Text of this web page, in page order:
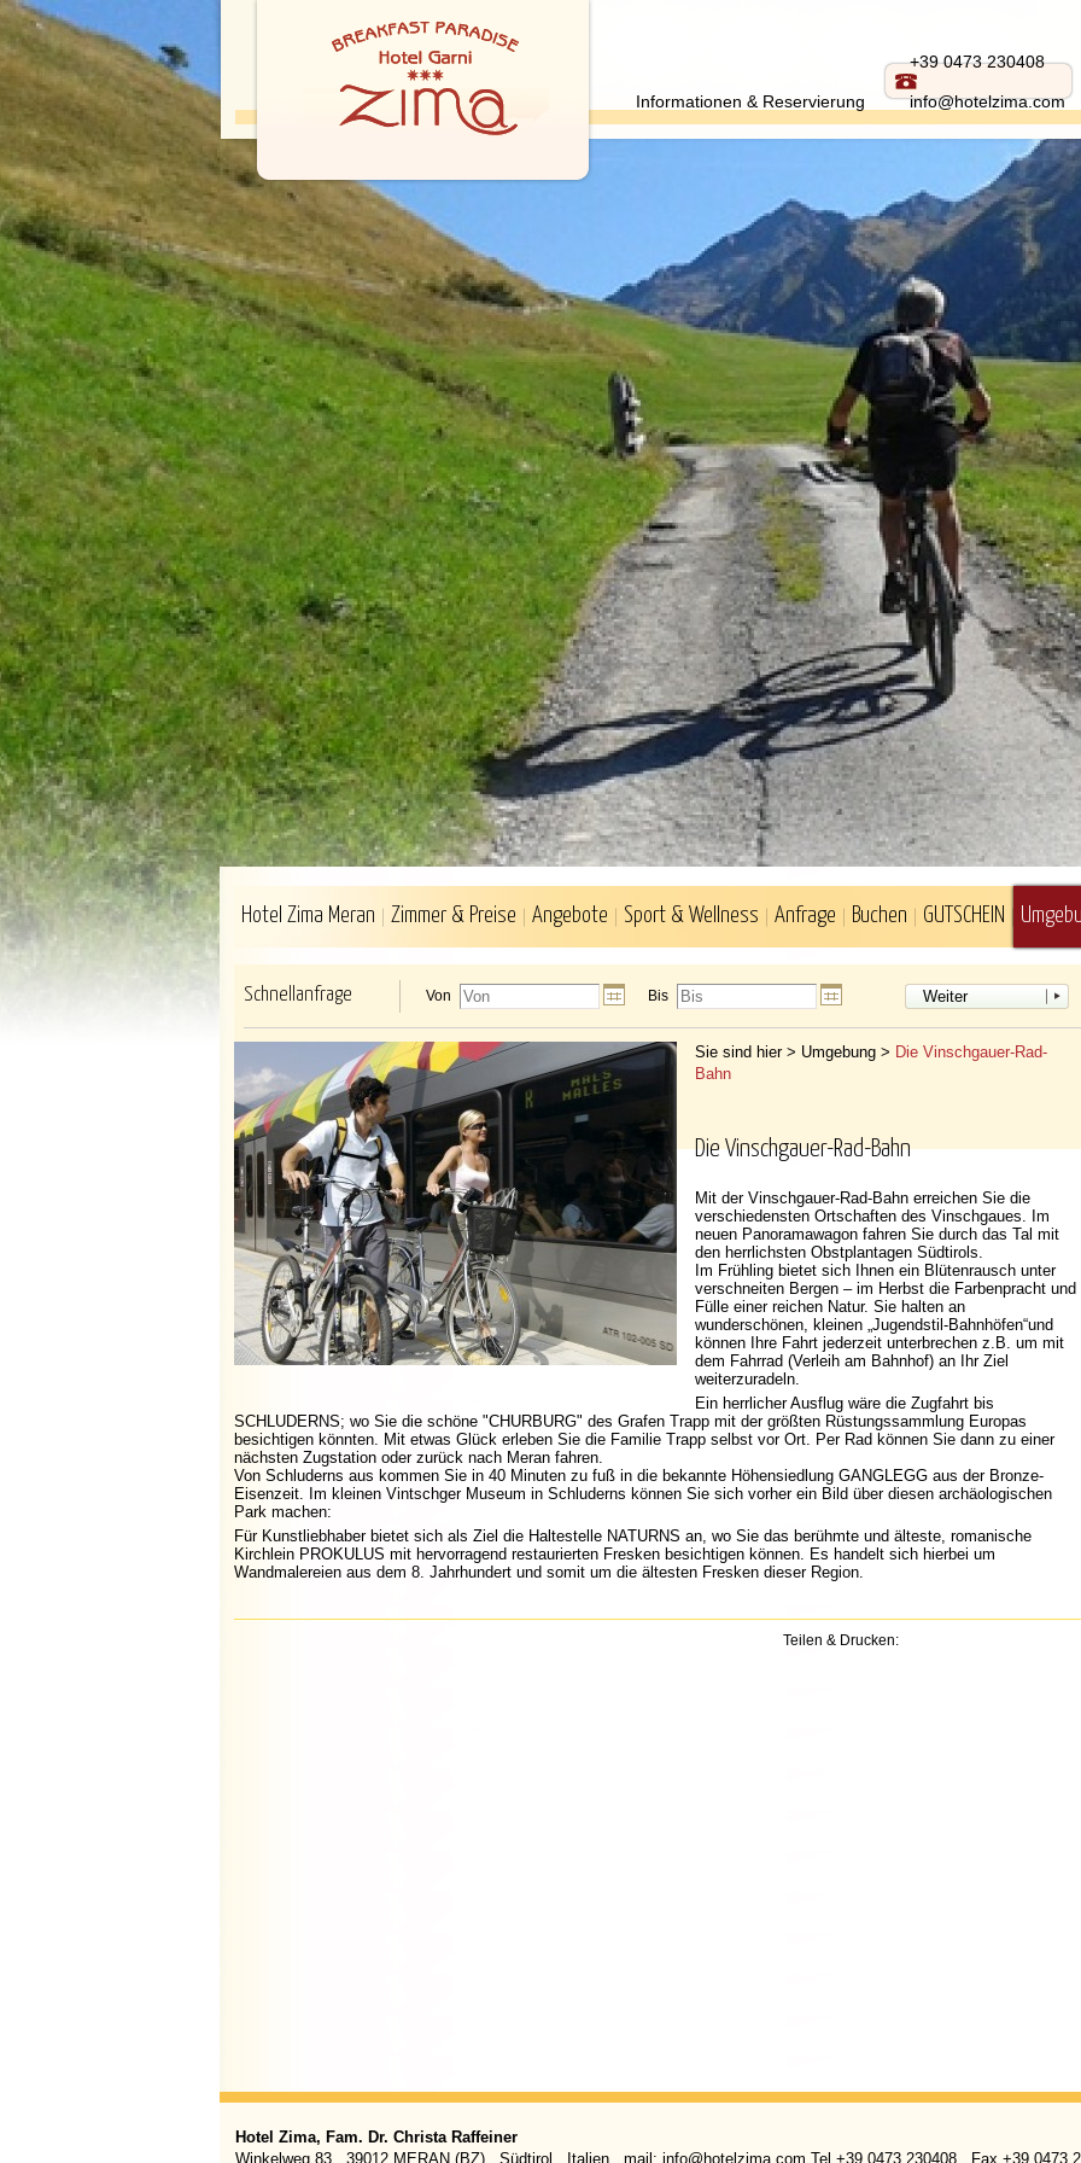
Informationen & Reservierung
+39 0473 230408
info@hotelzima.com
Hotel Zima Meran Zimmer & Preise Angebote Sport & Wellness Anfrage Buchen GUTSCHEIN
Schnellanfrage Von Bis Weiter
Sie sind hier > Umgebung > Die Vinschgauer-Rad-
Bahn
Die Vinschgauer-Rad-Bahn
Mit der Vinschgauer-Rad-Bahn erreichen Sie die
verschiedensten Ortschaften des Vinschgaues. Im
neuen Panoramawagon fahren Sie durch das Tal mit
den herrlichsten Obstplantagen Südtirols.
Im Frühling bietet sich Ihnen ein Blütenrausch unter
verschneiten Bergen – im Herbst die Farbenpracht und
Fülle einer reichen Natur. Sie halten an
wunderschönen, kleinen „Jugendstil-Bahnhöfen“und
können Ihre Fahrt jederzeit unterbrechen z.B. um mit
dem Fahrrad (Verleih am Bahnhof) an Ihr Ziel
weiterzuradeln.
Ein herrlicher Ausflug wäre die Zugfahrt bis
SCHLUDERNS; wo Sie die schöne "CHURBURG" des Grafen Trapp mit der größten Rüstungssammlung Europas
besichtigen könnten. Mit etwas Glück erleben Sie die Familie Trapp selbst vor Ort. Per Rad können Sie dann zu einer
nächsten Zugstation oder zurück nach Meran fahren.
Von Schluderns aus kommen Sie in 40 Minuten zu fuß in die bekannte Höhensiedlung GANGLEGG aus der Bronze-
Eisenzeit. Im kleinen Vintschger Museum in Schluderns können Sie sich vorher ein Bild über diesen archäologischen
Park machen:
Für Kunstliebhaber bietet sich als Ziel die Haltestelle NATURNS an, wo Sie das berühmte und älteste, romanische
Kirchlein PROKULUS mit hervorragend restaurierten Fresken besichtigen können. Es handelt sich hierbei um
Wandmalereien aus dem 8. Jahrhundert und somit um die ältesten Fresken dieser Region.
Teilen & Drucken:
Hotel Zima, Fam. Dr. Christa Raffeiner
Winkelweg 83 . 39012 MERAN (BZ) . Südtirol . Italien . mail: info@hotelzima.com Tel +39 0473 230408 . Fax +39 0473